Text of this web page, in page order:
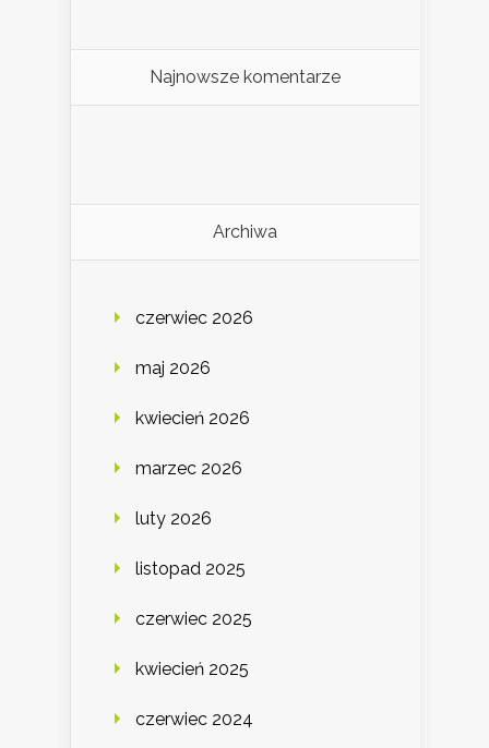
Najnowsze komentarze
Archiwa
czerwiec 2026
maj 2026
kwiecień 2026
marzec 2026
luty 2026
listopad 2025
czerwiec 2025
kwiecień 2025
czerwiec 2024